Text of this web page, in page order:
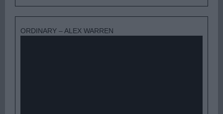
ORDINARY – ALEX WARREN